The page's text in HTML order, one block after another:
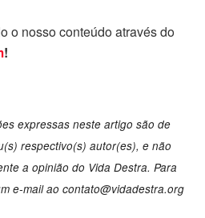
o nosso conteúdo através do
!
expressas neste artigo são de
respectivo(s) autor(es), e não
a opinião do Vida Destra. Para
e-mail ao contato@vidadestra.org